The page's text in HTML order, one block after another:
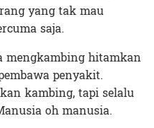
yang tak mau
saja.
mengkambing hitamkan
penyakit.
kambing, tapi selalu
oh manusia.